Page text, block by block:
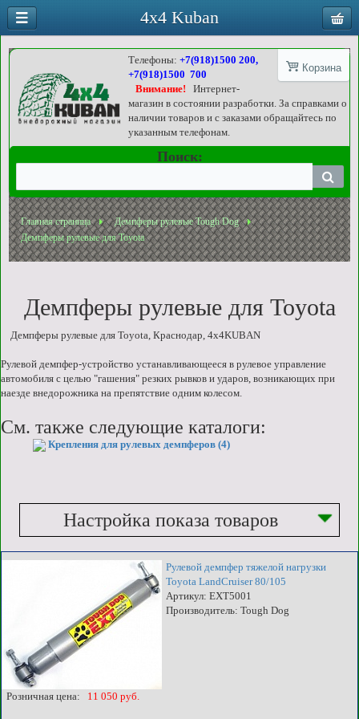
Корзина
Телефоны:+7(918)1500 200,
+7(918)1500 700
Внимание!
Интернет-
магазин в состоянии разработки. За справками о
наличии товаров и с заказами обращайтесь по
указанным телефонам.
Поиск:
Главная страница
Демпферы рулевые Tough Dog
Демпферы рулевые для Toyota
Демпферы рулевые для Toyota
Демпферы рулевые для Toyota, Краснодар, 4x4KUBAN
Рулевой демпфер-устройство устанавливающееся в рулевое управление
автомобиля с целью "гашения" резких рывков и ударов, возникающих при
наезде внедорожника на препятствие одним колесом.
См. также следующие каталоги:
Крепления для рулевых демпферов (4)
Настройка показа товаров
Рулевой демпфер тяжелой нагрузки
Toyota LandCruiser 80/105
Артикул: EXT5001
Производитель: Tough Dog
Розничная цена: 11 050 руб.
4x4 Kuban